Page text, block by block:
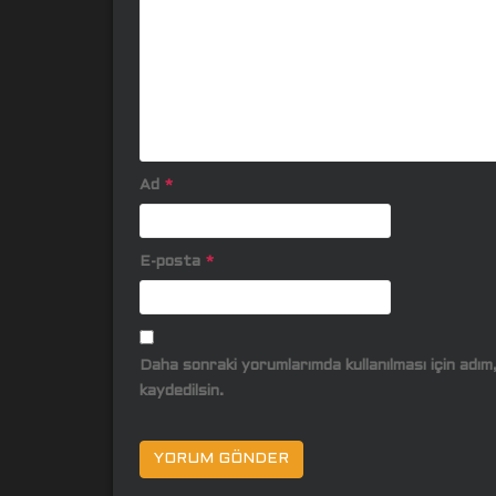
Ad *
E-posta *
Daha sonraki yorumlarımda kullanılması için
kaydedilsin.